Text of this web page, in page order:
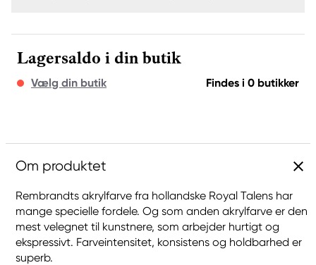
Lagersaldo i din butik
Vælg din butik Findes i 0 butikker
Om produktet
Rembrandts akrylfarve fra hollandske Royal Talens har
mange specielle fordele. Og som anden akrylfarve er den
mest velegnet til kunstnere, som arbejder hurtigt og
ekspressivt. Farveintensitet, konsistens og holdbarhed er
superb.